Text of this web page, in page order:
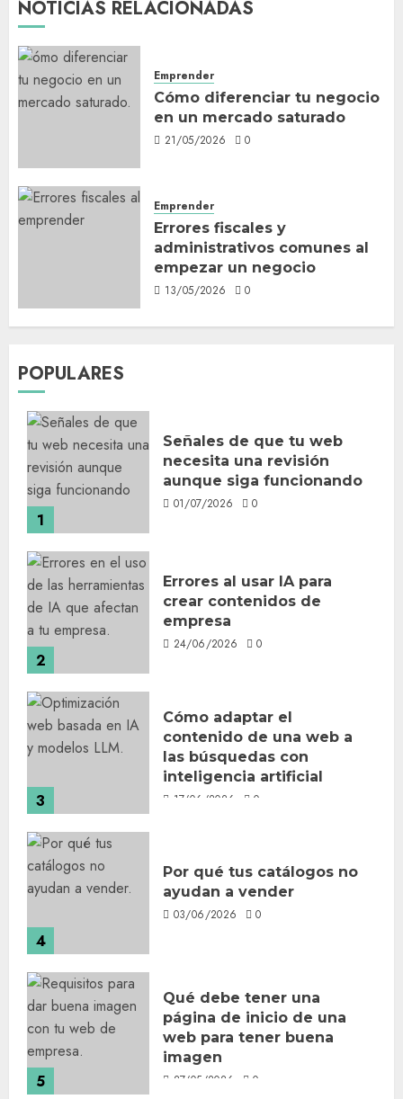
NOTICIAS RELACIONADAS
Emprender
Cómo diferenciar tu negocio
en un mercado saturado
21/05/2026 0
Emprender
Errores fiscales y
administrativos comunes al
empezar un negocio
13/05/2026 0
POPULARES
1
Señales de que tu web
necesita una revisión
aunque siga funcionando
01/07/2026 0
2
Errores al usar IA para
crear contenidos de
empresa
24/06/2026 0
3
Cómo adaptar el
contenido de una web a
las búsquedas con
inteligencia artificial
17/06/2026 0
4
Por qué tus catálogos no
ayudan a vender
03/06/2026 0
5
Qué debe tener una
página de inicio de una
web para tener buena
imagen
27/05/2026 0